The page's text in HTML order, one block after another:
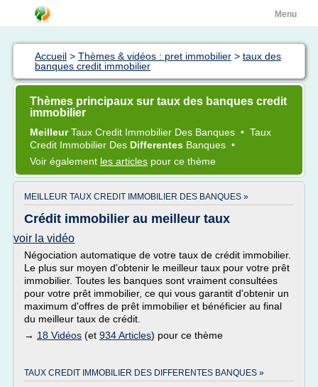
Menu
Accueil > Thèmes & vidéos : pret immobilier > taux des
banques credit immobilier
Thèmes principaux sur taux des banques credit
immobilier
MeilleurTaux Credit Immobilier Des Banques • Taux
Credit Immobilier Des Differentes Banques •
Voir également les articles pour ce thème
MEILLEUR TAUX CREDIT IMMOBILIER DES BANQUES »
Crédit immobilier au meilleur taux
voir la vidéo
Négociation automatique de votre taux de crédit immobilier.
Le plus sur moyen d'obtenir le meilleur taux pour votre prêt
immobilier. Toutes les banques sont vraiment consultées
pour votre prêt immobilier, ce qui vous garantit d'obtenir un
maximum d'offres de prêt immobilier et bénéficier au final
du meilleur taux de crédit.
→ 18 Vidéos (et 934 Articles) pour ce thème
TAUX CREDIT IMMOBILIER DES DIFFERENTES BANQUES »